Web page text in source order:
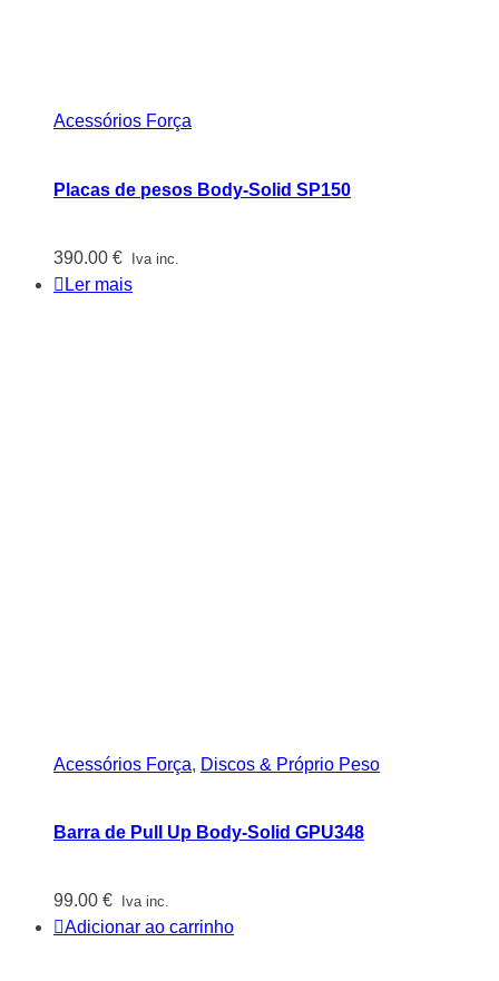
Acessórios Força
Placas de pesos Body-Solid SP150
390.00 € Iva inc.
Ler mais
Acessórios Força, Discos & Próprio Peso
Barra de Pull Up Body-Solid GPU348
99.00 € Iva inc.
Adicionar ao carrinho